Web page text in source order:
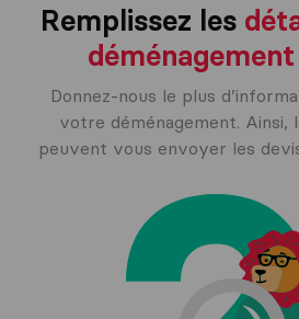
Remplissez les
déménagement
Donnez-nous le plus
votre déménagement. Ainsi,
peuvent vous envoyer les